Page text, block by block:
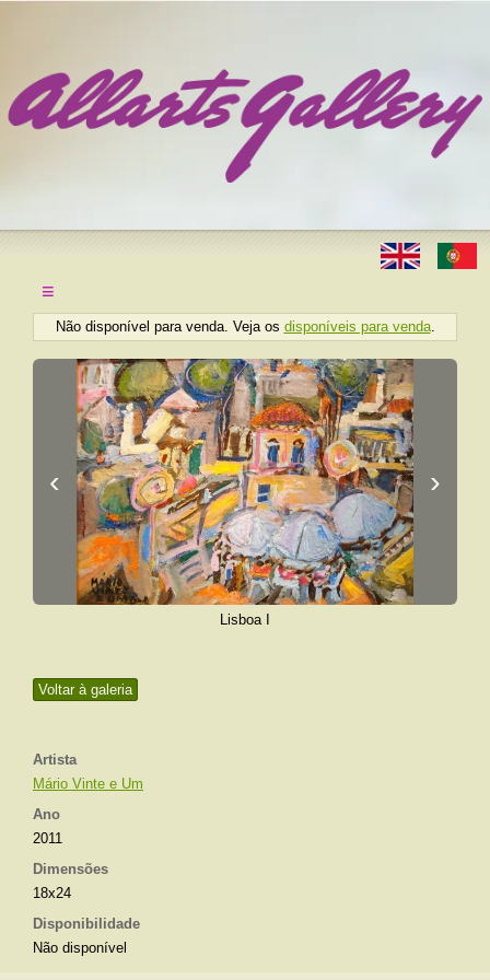
≡
Voltar à galeria
Artista
Mário Vinte e Um
Ano
2011
Dimensões
18x24
Disponibilidade
Não disponível
Não disponível para venda. Veja os disponíveis para venda.
‹ ›
Lisboa I